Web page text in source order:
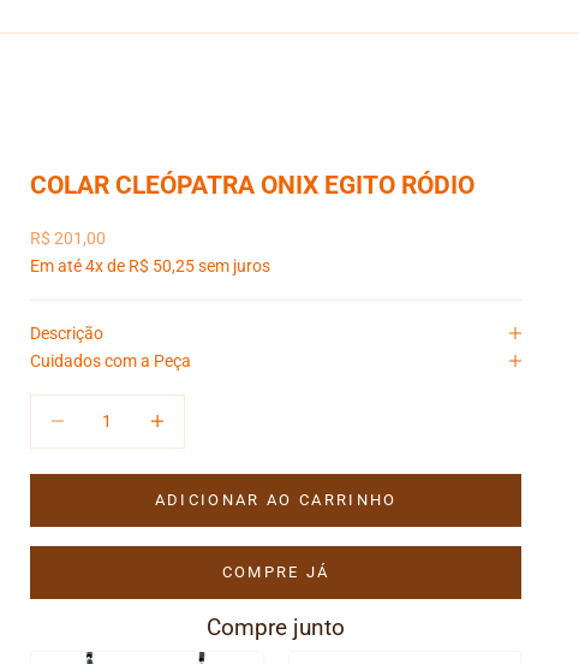
COLAR CLEÓPATRA ONIX EGITO RÓDIO
Preço promocional
R$ 201,00
Em até 4x de R$ 50,25 sem juros
Descrição
Cuidados com a Peça
ADICIONAR AO CARRINHO
COMPRE JÁ
Compre junto